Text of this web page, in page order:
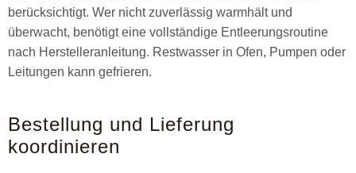
berücksichtigt. Wer nicht zuverlässig warmhält und
überwacht, benötigt eine vollständige Entleerungsroutine
nach Herstelleranleitung. Restwasser in Ofen, Pumpen oder
Leitungen kann gefrieren.
Bestellung und Lieferung
koordinieren